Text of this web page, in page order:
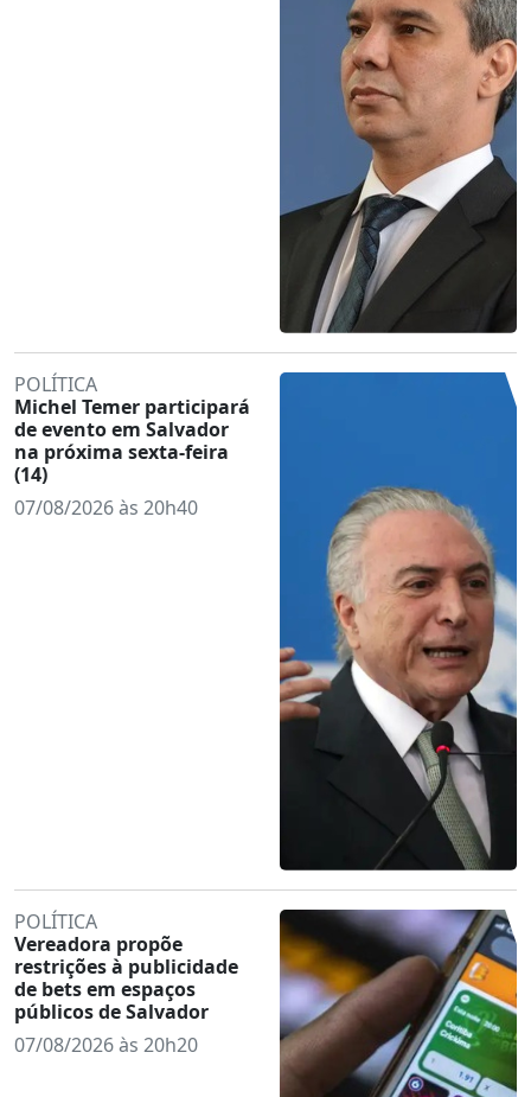
POLÍTICA
Michel Temer participará
de evento em Salvador
na próxima sexta-feira
(14)
07/08/2026 às 20h40
POLÍTICA
Vereadora propõe
restrições à publicidade
de bets em espaços
públicos de Salvador
07/08/2026 às 20h20